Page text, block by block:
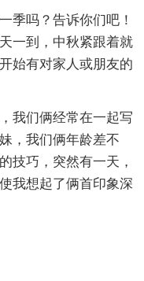
季吗？告诉你们吧！
一到，中秋紧跟着就
始有对家人或朋友的
我们俩经常在一起写
，我们俩年龄差不
技巧，突然有一天，
我想起了俩首印象深